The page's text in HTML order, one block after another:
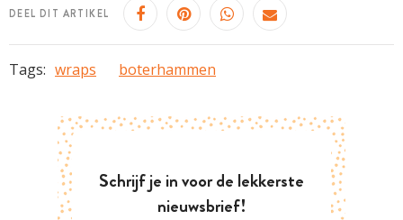
DEEL DIT ARTIKEL
Tags: wraps boterhammen
Schrijf je in voor de lekkerste
nieuwsbrief!